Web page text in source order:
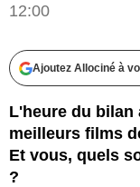
12:00
Ajoutez Allociné à
L'heure du bilan
meilleurs films
Et vous, quels
?